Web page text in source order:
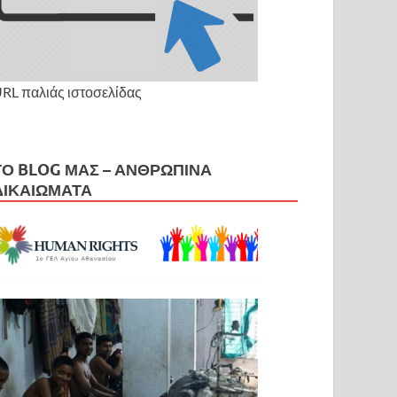
παλιάς ιστοσελίδας
BLOG ΜΑΣ – ΑΝΘΡΏΠΙΝΑ